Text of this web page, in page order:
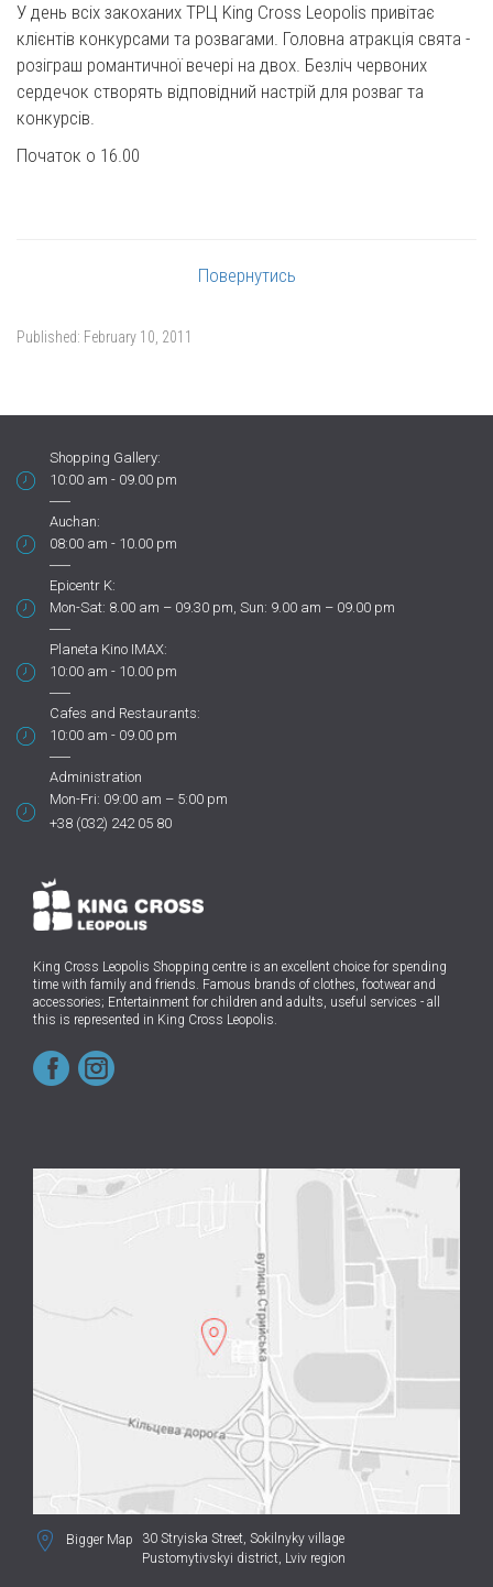
У день всіх закоханих ТРЦ King Cross Leopolis привітає
клієнтів конкурсами та розвагами. Головна атракція свята -
розіграш романтичної вечері на двох. Безліч червоних
сердечок створять відповідний настрій для розваг та
конкурсів.
Початок о 16.00
Повернутись
Published: February 10, 2011
Shopping Gallery:
10:00 am - 09.00 pm
Auchan:
08:00 am - 10.00 pm
Epicentr K:
Mon-Sat: 8.00 am – 09.30 pm, Sun: 9.00 am – 09.00 pm
Planeta Kino IMAX:
10:00 am - 10.00 pm
Cafes and Restaurants:
10:00 am - 09.00 pm
Administration
Mon-Fri: 09:00 am – 5:00 pm
+38 (032) 242 05 80
King Cross Leopolis Shopping centre is an excellent choice for spending
time with family and friends. Famous brands of clothes, footwear and
accessories; Entertainment for children and adults, useful services - all
this is represented in King Cross Leopolis.
Bigger Map 30 Stryiska Street, Sokilnyky village
Pustomytivskyi district, Lviv region